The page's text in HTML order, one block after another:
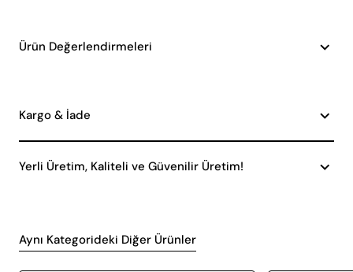
Duy Başlığı: E27
Avantajlar ve Kullanım Alanları
Ürün Değerlendirmeleri
Kargo & İade
Yerli Üretim, Kaliteli ve Güvenilir Üretim!
Aynı Kategorideki Diğer Ürünler